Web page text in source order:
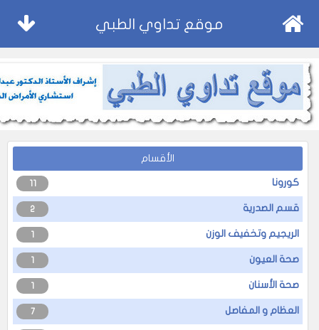
موقع تداوي الطبي
الأقسام
كورونا 11
قسم الصدرية 2
الريجيم وتخفيف الوزن 1
صحة العيون 1
صحة الأسنان 1
العظام و المفاصل 7